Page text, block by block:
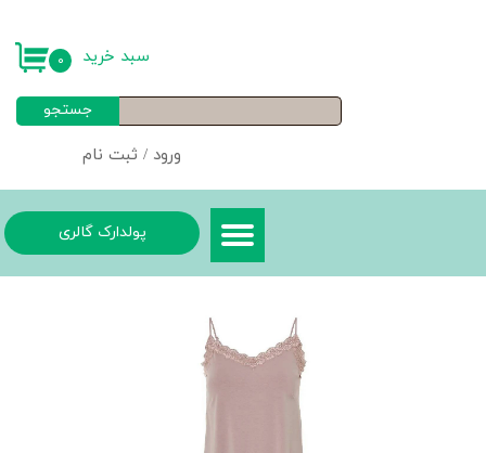
ورود / ثبت نام
خروج از حساب کاربری
جستجو
۰ سبد خرید
پولدارک گالری